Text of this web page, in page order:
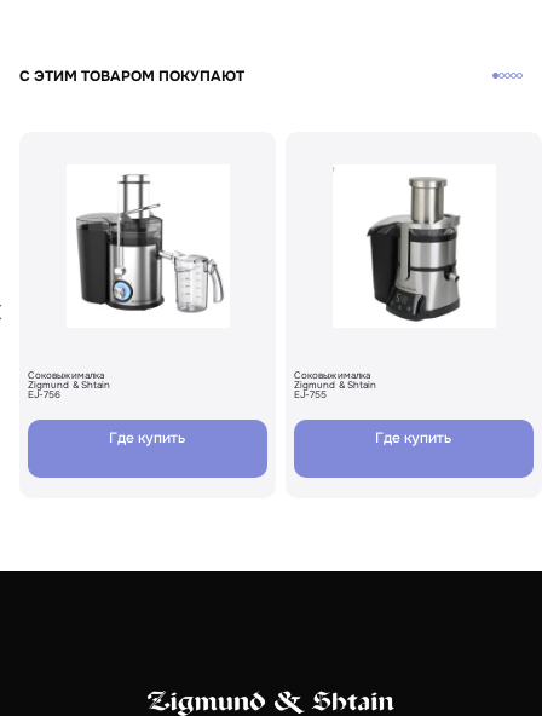
С ЭТИМ ТОВАРОМ ПОКУПАЮТ
Соковыжималка
Zigmund & Shtain
EJ-756
Где купить
Соковыжималка
Zigmund & Shtain
EJ-755
Где купить